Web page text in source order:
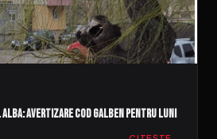
Avertizare Cod Galben pentru luni